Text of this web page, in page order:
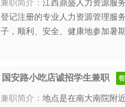
兼职简介： 江西鼎盛人力资源服
登记注册的专业人力资源管理服
子，顺利、安全、健康地参加暑
国安路小吃店诚招学生兼职
兼职简介： 地点是在南大南院附